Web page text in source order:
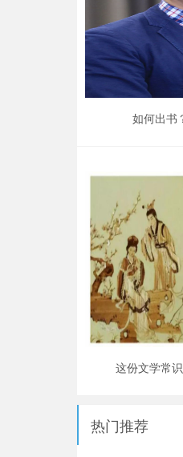
如何出书
这份文学常
热门推荐